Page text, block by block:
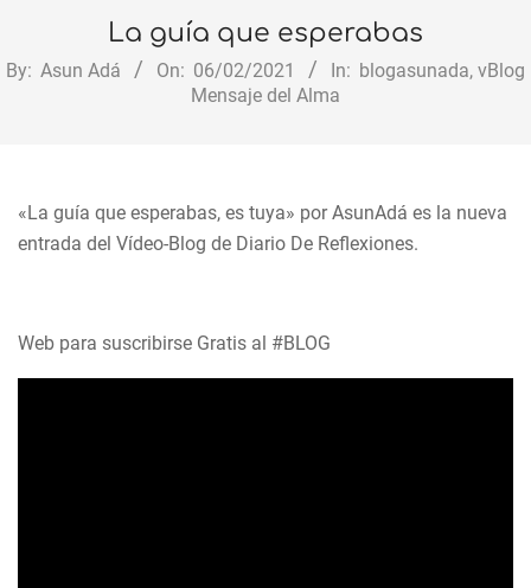
La guía que esperabas
By: Asun Adá On: 06/02/2021 In: blogasunada, vBlog
Mensaje del Alma
«La guía que esperabas, es tuya» por AsunAdá es la nueva
entrada del Vídeo-Blog de Diario De Reflexiones.
Web para suscribirse Gratis al #BLOG